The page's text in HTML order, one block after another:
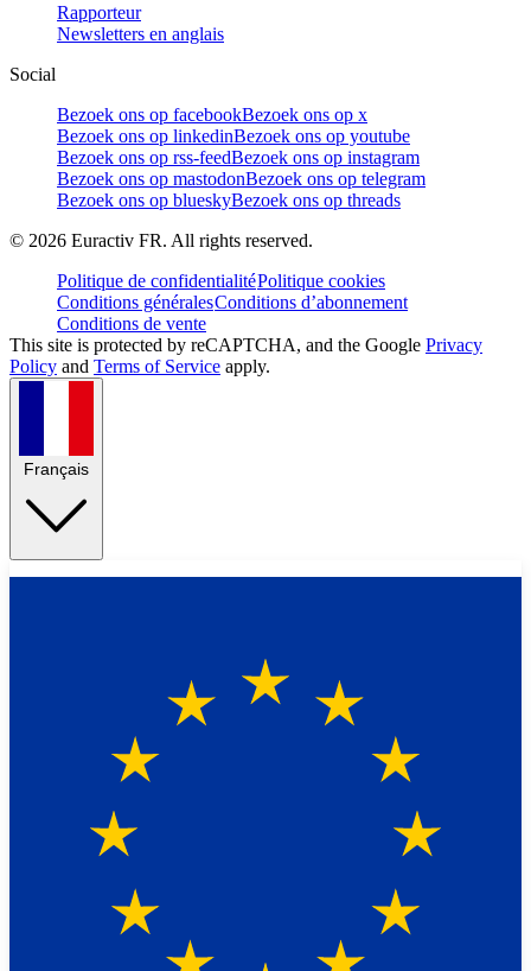
Rapporteur
Newsletters en anglais
Social
Bezoek ons op facebookBezoek ons op x
Bezoek ons op linkedinBezoek ons op youtube
Bezoek ons op rss-feedBezoek ons op instagram
Bezoek ons op mastodonBezoek ons op telegram
Bezoek ons op blueskyBezoek ons op threads
© 2026 Euractiv FR. All rights reserved.
Politique de confidentialitéPolitique cookies
Conditions généralesConditions d’abonnement
Conditions de vente
This site is protected by reCAPTCHA, and the Google Privacy
Policy and Terms of Service apply.
Français